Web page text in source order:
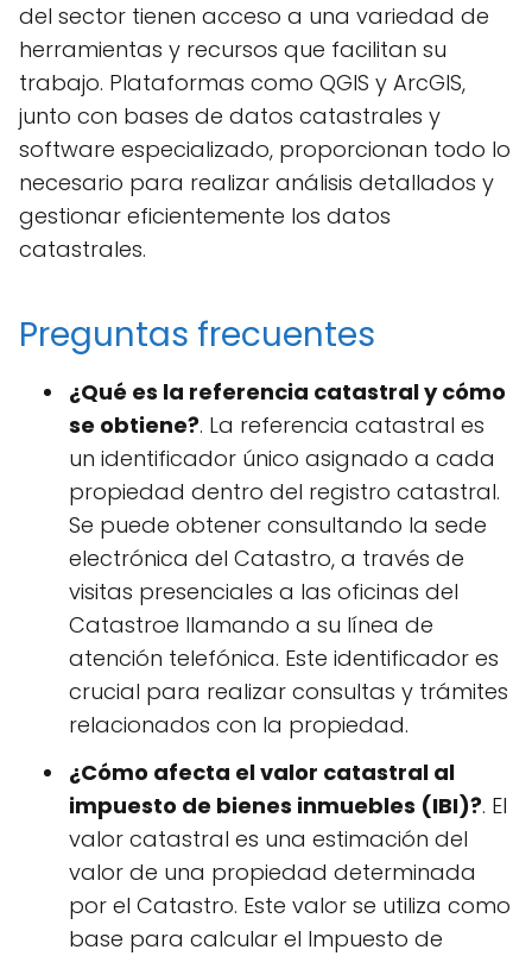
del sector tienen acceso a una variedad de
herramientas y recursos que facilitan su
trabajo. Plataformas como QGIS y ArcGIS,
junto con bases de datos catastrales y
software especializado, proporcionan todo lo
necesario para realizar análisis detallados y
gestionar eficientemente los datos
catastrales.
Preguntas frecuentes
¿Qué es la referencia catastral y cómo
se obtiene?. La referencia catastral es
un identificador único asignado a cada
propiedad dentro del registro catastral.
Se puede obtener consultando la sede
electrónica del Catastro, a través de
visitas presenciales a las oficinas del
Catastroe llamando a su línea de
atención telefónica. Este identificador es
crucial para realizar consultas y trámites
relacionados con la propiedad.
¿Cómo afecta el valor catastral al
impuesto de bienes inmuebles (IBI)?. El
valor catastral es una estimación del
valor de una propiedad determinada
por el Catastro. Este valor se utiliza como
base para calcular el Impuesto de